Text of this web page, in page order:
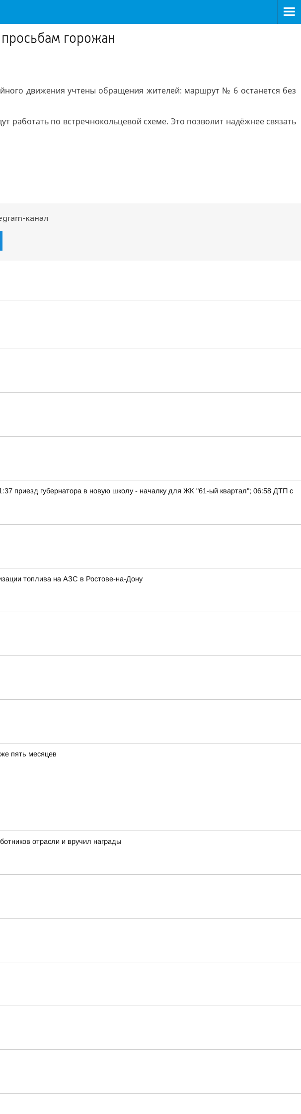
горожан
движения учтены обращения жителей: маршрут № 6 останется без
работать по встречнокольцевой схеме. Это позволит надёжнее связать
канал
приезд губернатора в новую школу - началку для ЖК "61-ый квартал"; 06:58 ДТП с
топлива на АЗС в Ростове-на-Дону
пять месяцев
отрасли и вручил награды